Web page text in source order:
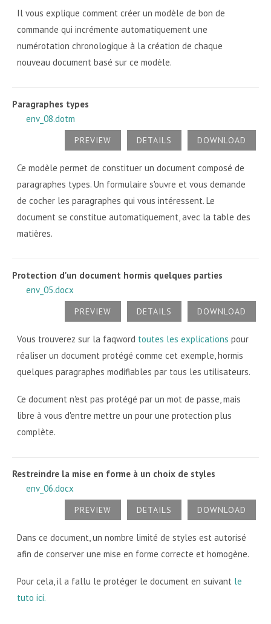
Il vous explique comment créer un modèle de bon de
commande qui incrémente automatiquement une
numérotation chronologique à la création de chaque
nouveau document basé sur ce modèle.
Paragraphes types
env_08.dotm
DOWNLOAD
DETAILS
PREVIEW
Ce modèle permet de constituer un document composé de
paragraphes types. Un formulaire s'ouvre et vous demande
de cocher les paragraphes qui vous intéressent. Le
document se constitue automatiquement, avec la table des
matières.
Protection d'un document hormis quelques parties
env_05.docx
DOWNLOAD
DETAILS
PREVIEW
Vous trouverez sur la faqword toutes les explications pour
réaliser un document protégé comme cet exemple, hormis
quelques paragraphes modifiables par tous les utilisateurs.
Ce document n'est pas protégé par un mot de passe, mais
libre à vous d'entre mettre un pour une protection plus
complète.
Restreindre la mise en forme à un choix de styles
env_06.docx
DOWNLOAD
DETAILS
PREVIEW
Dans ce document, un nombre limité de styles est autorisé
afin de conserver une mise en forme correcte et homogène.
Pour cela, il a fallu le protéger le document en suivant le
tuto ici.